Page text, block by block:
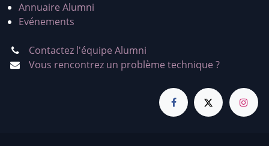
Annuaire Alumni
Evénements
Contactez l'équipe Alumni
Vous rencontrez un problème technique ?